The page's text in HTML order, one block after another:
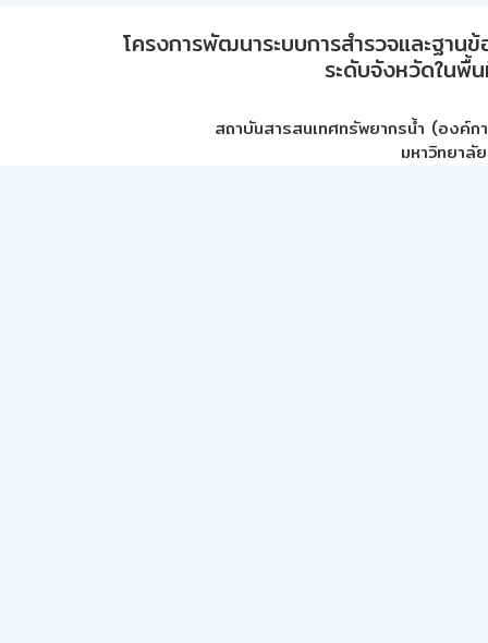
โครงการพัฒนาระบบการสำรวจและฐา
ระดับจังหวัดในพื้
สถาบันสารสนเทศทรัพยากรน้ำ (องค์ก
มหาวิทยาลั